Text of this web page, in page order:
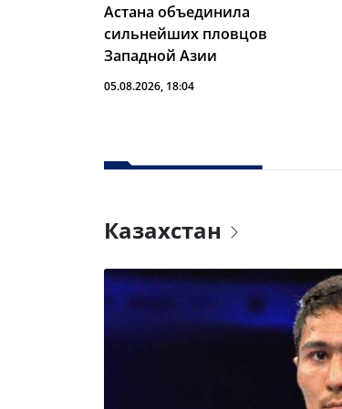
Астана объединила
сильнейших пловцов
Западной Азии
05.08.2026, 18:04
Казахстан